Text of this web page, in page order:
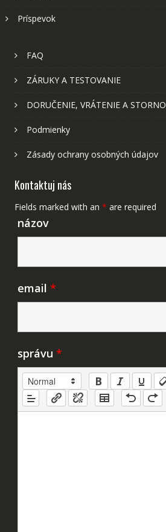
Príspevok
FAQ
ZÁRUKY A TESTOVANIE
DORUČENIE, VRÁTENIE A STORNO
Podmienky
Zásady ochrany osobných údajov
Kontaktuj nás
Fields marked with an * are required
názov
email *
správu *